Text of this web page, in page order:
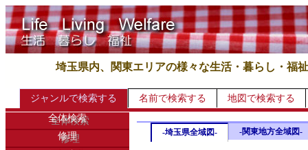
埼玉県内、関東エリアの様々な生活・暮らし・福
ジャンルで検索する 名前で検索する
地図で検索する
全体検索
修理
-埼玉県全域図- -関東地方全域図-